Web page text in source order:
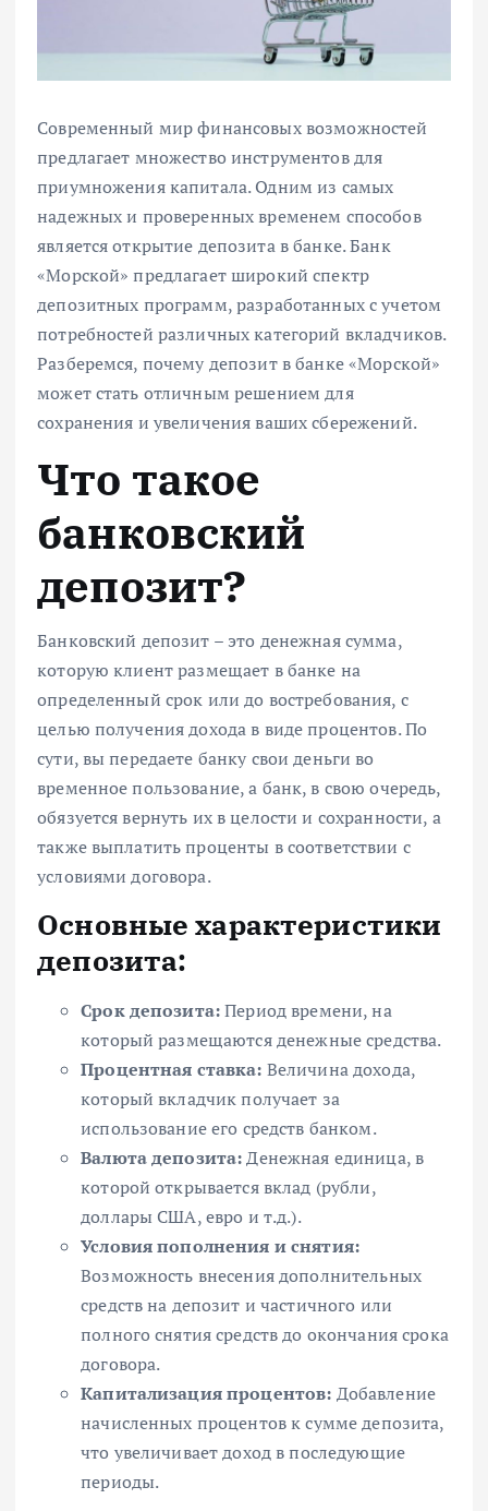
Современный мир финансовых возможностей
предлагает множество инструментов для
приумножения капитала. Одним из самых
надежных и проверенных временем способов
является открытие депозита в банке. Банк
«Морской» предлагает широкий спектр
депозитных программ, разработанных с учетом
потребностей различных категорий вкладчиков.
Разберемся, почему депозит в банке «Морской»
может стать отличным решением для
сохранения и увеличения ваших сбережений.
Что такое
банковский
депозит?
Банковский депозит – это денежная сумма,
которую клиент размещает в банке на
определенный срок или до востребования, с
целью получения дохода в виде процентов. По
сути, вы передаете банку свои деньги во
временное пользование, а банк, в свою очередь,
обязуется вернуть их в целости и сохранности, а
также выплатить проценты в соответствии с
условиями договора.
Основные характеристики
депозита:
Срок депозита:Период времени, на
который размещаются денежные средства.
Процентная ставка: Величина дохода,
который вкладчик получает за
использование его средств банком.
Валюта депозита:Денежная единица, в
которой открывается вклад (рубли,
доллары США, евро и т.д.).
Условия пополнения и снятия:
Возможность внесения дополнительных
средств на депозит и частичного или
полного снятия средств до окончания срока
договора.
Капитализация процентов: Добавление
начисленных процентов к сумме депозита,
что увеличивает доход в последующие
периоды.